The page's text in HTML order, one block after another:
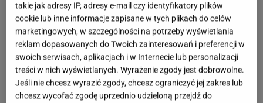
takie jak adresy IP, adresy e-mail czy identyfikatory plików
cookie lub inne informacje zapisane w tych plikach do celów
marketingowych, w szczególności na potrzeby wyświetlania
reklam dopasowanych do Twoich zainteresowań i preferencji w
swoich serwisach, aplikacjach i w Internecie lub personalizacji
treści w nich wyświetlanych. Wyrażenie zgody jest dobrowolne.
Jeśli nie chcesz wyrazić zgody, chcesz ograniczyć jej zakres lub
chcesz wycofać zgodę uprzednio udzieloną przejdź do